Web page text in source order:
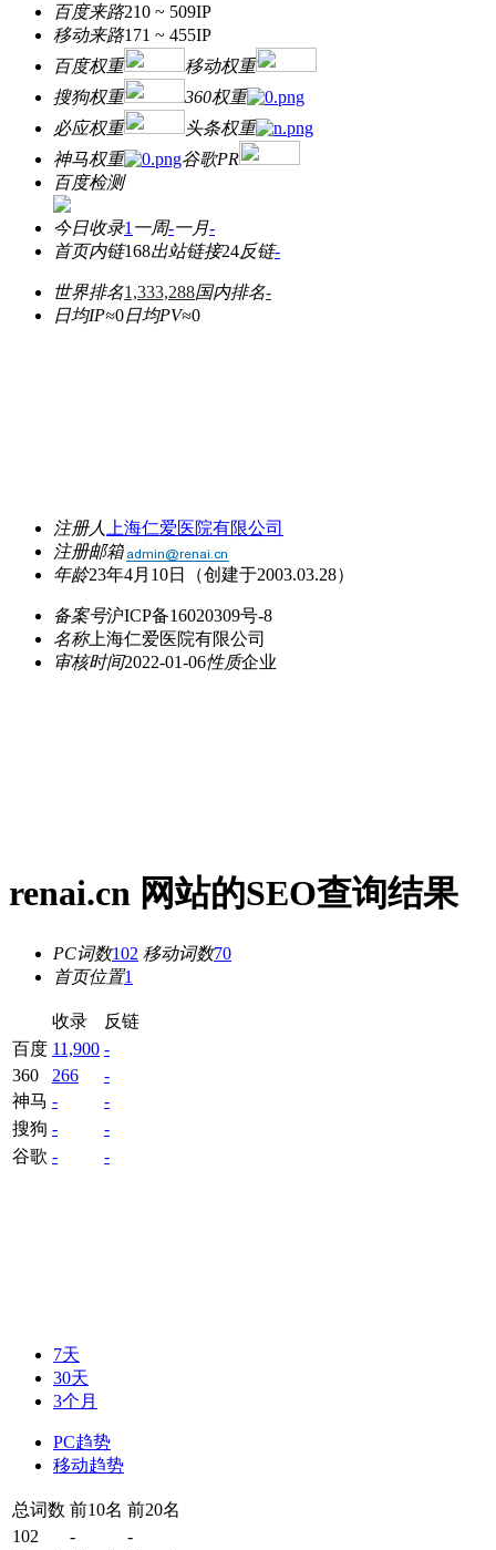
百度来路210 ~ 509IP
移动来路171 ~ 455IP
百度权重
移动权重
搜狗权重
360权重
必应权重
头条权重
神马权重
谷歌PR
百度检测
今日收录1 一周-一月-
首页内链168出站链接24反链-
世界排名1,333,288国内排名-
日均IP≈0日均PV≈0
注册人
上海仁爱医院有限公司
注册邮箱
年龄23年4月10日 （创建于2003.03.28）
备案号沪ICP备16020309号-8
名称上海仁爱医院有限公司
审核时间2022-01-06性质企业
renai.cn 网站的SEO查询结果
PC词数102 移动词数70
首页位置1
收录
反链
百度 11,900 -
360
266
-
神马 -
-
搜狗 -
-
谷歌 - -
7天
30天
3个月
PC趋势
移动趋势
总词数 前10名 前20名
102
-
-